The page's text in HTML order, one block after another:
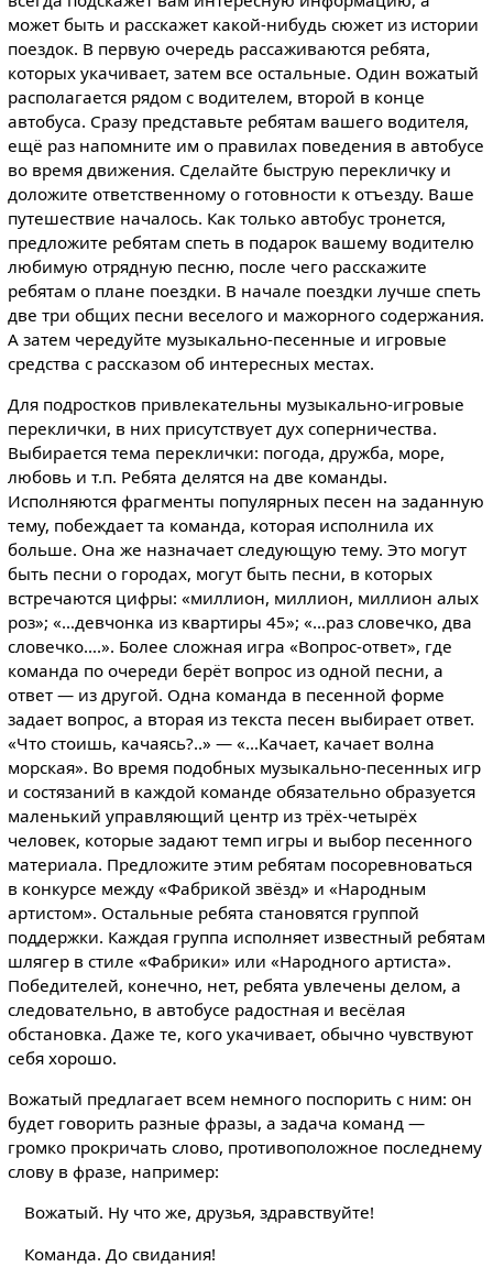
может быть и расскажет какой-нибудь сюжет из истории
поездок. В первую очередь рассаживаются ребята,
которых укачивает, затем все остальные. Один вожатый
располагается рядом с водителем, второй в конце
автобуса. Сразу представьте ребятам вашего водителя,
ещё раз напомните им о правилах поведения в автобусе
во время движения. Сделайте быструю перекличку и
доложите ответственному о готовности к отъезду. Ваше
путешествие началось. Как только автобус тронется,
предложите ребятам спеть в подарок вашему водителю
любимую отрядную песню, после чего расскажите
ребятам о плане поездки. В начале поездки лучше спеть
две три общих песни веселого и мажорного содержания.
А затем чередуйте музыкально-песенные и игровые
средства с рассказом об интересных местах.
Для подростков привлекательны музыкально-игровые
переклички, в них присутствует дух соперничества.
Выбирается тема переклички: погода, дружба, море,
любовь и т.п. Ребята делятся на две команды.
Исполняются фрагменты популярных песен на заданную
тему, побеждает та команда, которая исполнила их
больше. Она же назначает следующую тему. Это могут
быть песни о городах, могут быть песни, в которых
встречаются цифры: «миллион, миллион, миллион алых
роз»; «…девчонка из квартиры 45»; «…раз словечко, два
словечко….». Более сложная игра «Вопрос-ответ», где
команда по очереди берёт вопрос из одной песни, а
ответ — из другой. Одна команда в песенной форме
задает вопрос, а вторая из текста песен выбирает ответ.
«Что стоишь, качаясь?..» — «…Качает, качает волна
морская». Во время подобных музыкально-песенных игр
и состязаний в каждой команде обязательно образуется
маленький управляющий центр из трёх-четырёх
человек, которые задают темп игры и выбор песенного
материала. Предложите этим ребятам посоревноваться
в конкурсе между «Фабрикой звёзд» и «Народным
артистом». Остальные ребята становятся группой
поддержки. Каждая группа исполняет известный ребятам
шлягер в стиле «Фабрики» или «Народного артиста».
Победителей, конечно, нет, ребята увлечены делом, а
следовательно, в автобусе радостная и весёлая
обстановка. Даже те, кого укачивает, обычно чувствуют
себя хорошо.
Вожатый предлагает всем немного поспорить с ним: он
будет говорить разные фразы, а задача команд —
громко прокричать слово, противоположное последнему
слову в фразе, например:
Вожатый. Ну что же, друзья, здравствуйте!
Команда. До свидания!